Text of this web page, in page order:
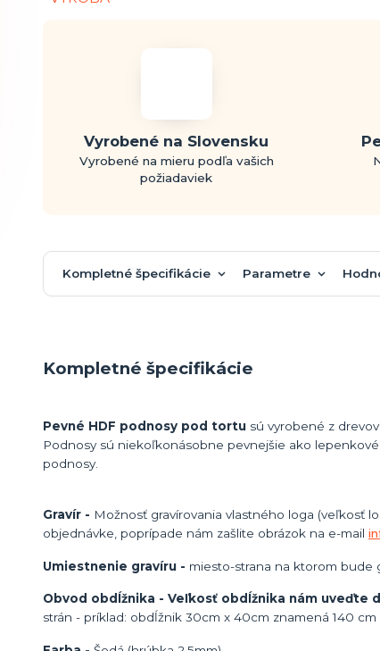
Vyrobené na Slovensku
Vyrobené na mieru podľa vašich
požiadaviek
Kompletné špecifikácie Parametre
Kompletné špecifikácie
Pevné HDF podnosy pod tortu sú vyrobené z
Podnosy sú niekoľkonásobne pevnejšie ako
podnosy.
Gravír - Možnosť gravírovania vlastného loga (veľkosť
objednávke, poprípade nám zašlite obrázok na e-mail
Umiestnenie gravíru - miesto-strana na ktorom bude
Obvod obdĺžnika - Veľkosť obdĺžnika nám uveďte
strán - príklad: obdĺžnik 30cm x 40cm znamená 140